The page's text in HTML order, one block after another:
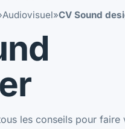
Audiovisuel»CV Sound
les conseils pour